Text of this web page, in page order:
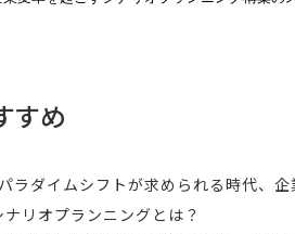
すめ
ラダイムシフトが求められる時代、
リオプランニングとは？